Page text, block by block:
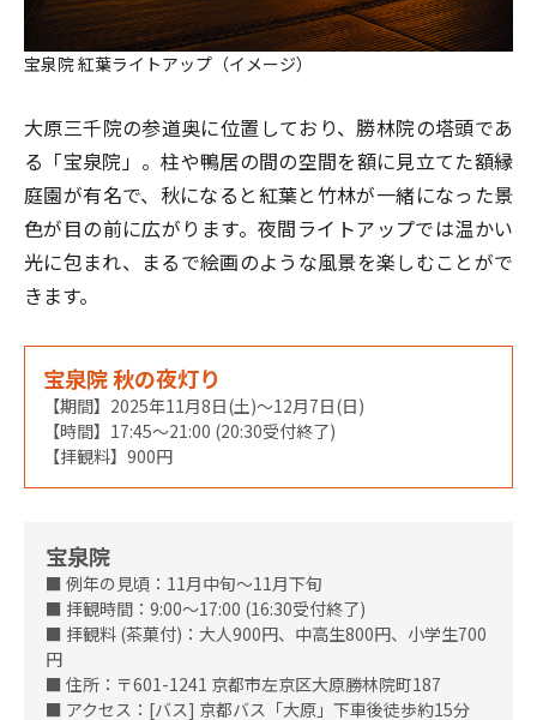
宝泉院 紅葉ライトアップ（イメージ）
大原三千院の参道奥に位置しており、勝林院の塔頭であ
る「宝泉院」。柱や鴨居の間の空間を額に見立てた額縁
庭園が有名で、秋になると紅葉と竹林が一緒になった景
色が目の前に広がります。夜間ライトアップでは温かい
光に包まれ、まるで絵画のような風景を楽しむことがで
きます。
宝泉院 秋の夜灯り
【期間】2025年11月8日(土)～12月7日(日)
【時間】17:45～21:00 (20:30受付終了)
【拝観料】900円
宝泉院
■ 例年の見頃：11月中旬～11月下旬
■ 拝観時間：9:00～17:00 (16:30受付終了)
■ 拝観料 (茶菓付)：大人900円、中高生800円、小学生700
円
■ 住所：〒601-1241 京都市左京区大原勝林院町187
■ アクセス：[バス] 京都バス「大原」下車後徒歩約15分